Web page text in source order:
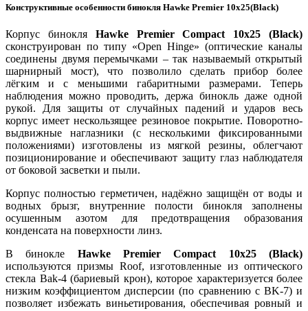
Конструктивные особенности бинокля Hawke Premier 10x25(Black)
Корпус бинокля Hawke Premier Compact 10x25 (Black)
сконструирован по типу «Open Hinge» (оптические каналы
соединены двумя перемычками – так называемый открытый
шарнирный мост), что позволило сделать прибор более
лёгким и с меньшими габаритными размерами. Теперь
наблюдения можно проводить, держа бинокль даже одной
рукой. Для защиты от случайных падений и ударов весь
корпус имеет нескользящее резиновое покрытие. Поворотно-
выдвижные наглазники (с несколькими фиксированными
положениями) изготовлены из мягкой резины, облегчают
позиционирование и обеспечивают защиту глаз наблюдателя
от боковой засветки и пыли.
Корпус полностью герметичен, надёжно защищён от воды и
водных брызг, внутренние полости бинокля заполнены
осушенным азотом для предотвращения образования
конденсата на поверхности линз.
В бинокле Hawke Premier Compact 10x25 (Black)
используются призмы Roof, изготовленные из оптического
стекла Bak-4 (бариевый крон), которое характеризуется более
низким коэффициентом дисперсии (по сравнению с BK-7) и
позволяет избежать виньетирования, обеспечивая ровный и